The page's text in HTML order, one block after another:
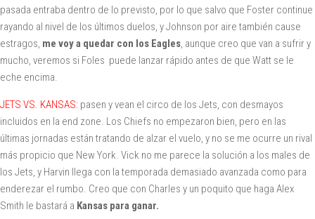
pasada entraba dentro de lo previsto, por lo que salvo que Foster continue
rayando al nivel de los últimos duelos, y Johnson por aire también cause
estragos, me voy a quedar con los Eagles, aunque creo que van a sufrir y
mucho, veremos si Foles puede lanzar rápido antes de que Watt se le
eche encima.
JETS VS. KANSAS: pasen y vean el circo de los Jets, con desmayos
incluidos en la end zone. Los Chiefs no empezaron bien, pero en las
últimas jornadas están tratando de alzar el vuelo, y no se me ocurre un rival
más propicio que New York. Vick no me parece la solución a los males de
los Jets, y Harvin llega con la temporada demasiado avanzada como para
enderezar el rumbo. Creo que con Charles y un poquito que haga Alex
Smith le bastará a Kansas para ganar.